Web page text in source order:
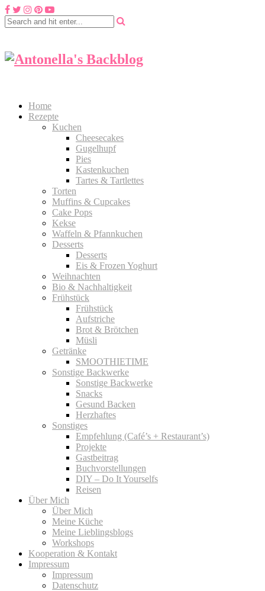
Home
Rezepte
Kuchen
Cheesecakes
Gugelhupf
Pies
Kastenkuchen
Tartes & Tartlettes
Torten
Muffins & Cupcakes
Cake Pops
Kekse
Waffeln & Pfannkuchen
Desserts
Desserts
Eis & Frozen Yoghurt
Weihnachten
Bio & Nachhaltigkeit
Frühstück
Frühstück
Aufstriche
Brot & Brötchen
Müsli
Getränke
SMOOTHIETIME
Sonstige Backwerke
Sonstige Backwerke
Snacks
Gesund Backen
Herzhaftes
Sonstiges
Empfehlung (Café’s + Restaurant’s)
Projekte
Gastbeitrag
Buchvorstellungen
DIY – Do It Yourselfs
Reisen
Über Mich
Über Mich
Meine Küche
Meine Lieblingsblogs
Workshops
Kooperation & Kontakt
Impressum
Impressum
Datenschutz